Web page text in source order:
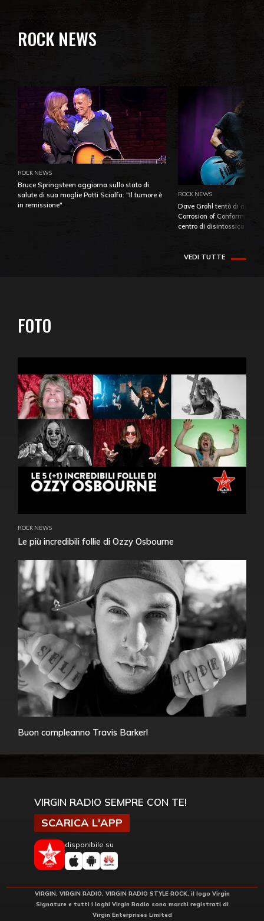
ROCK NEWS
ROCK NEWS
Bruce Springsteen aggiorna sullo stato di
salute di sua moglie Patti Scialfa: "Il tumore è
in remissione"
ROCK NEWS
Dave Grohl tentò di
Corrosion of Conformity
centro di
VEDI TUTTE
FOTO
ROCK NEWS
Le più incredibili follie di Ozzy Osbourne
Buon compleanno Travis Barker!
VIRGIN RADIO SEMPRE CON TE!
SCARICA L'APP
disponibile su
VIRGIN, VIRGIN RADIO, VIRGIN RADIO STYLE ROCK, il logo Virgin
Signature e tutti i loghi Virgin Radio sono marchi registrati di
Virgin Enterprises Limited